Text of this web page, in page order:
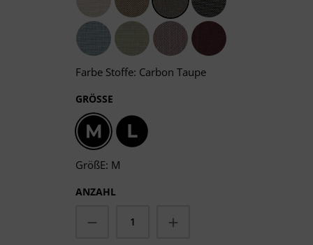
Chalk TaupeHeather TaupeCarbon TaupeDark Taupe
Frosty BlueMoss GreenSalmon RoséCarmine Red
Farbe Stoffe: Carbon Taupe
GRÖSSE
M L
GrößE: M
ANZAHL
Produkt Anzahl: Gib den